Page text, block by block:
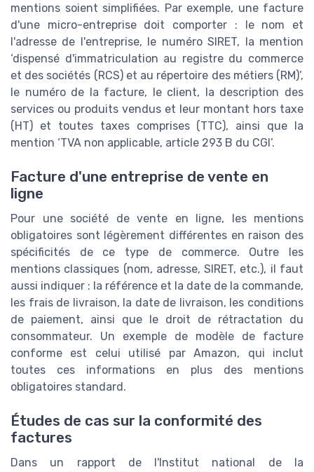
mentions soient simplifiées. Par exemple, une facture
d'une micro-entreprise doit comporter : le nom et
l'adresse de l'entreprise, le numéro SIRET, la mention
‘dispensé d'immatriculation au registre du commerce
et des sociétés (RCS) et au répertoire des métiers (RM)’,
le numéro de la facture, le client, la description des
services ou produits vendus et leur montant hors taxe
(HT) et toutes taxes comprises (TTC), ainsi que la
mention ‘TVA non applicable, article 293 B du CGI’.
Facture d'une entreprise de vente en
ligne
Pour une société de vente en ligne, les mentions
obligatoires sont légèrement différentes en raison des
spécificités de ce type de commerce. Outre les
mentions classiques (nom, adresse, SIRET, etc.), il faut
aussi indiquer : la référence et la date de la commande,
les frais de livraison, la date de livraison, les conditions
de paiement, ainsi que le droit de rétractation du
consommateur. Un exemple de modèle de facture
conforme est celui utilisé par Amazon, qui inclut
toutes ces informations en plus des mentions
obligatoires standard.
Études de cas sur la conformité des
factures
Dans un rapport de l'Institut national de la